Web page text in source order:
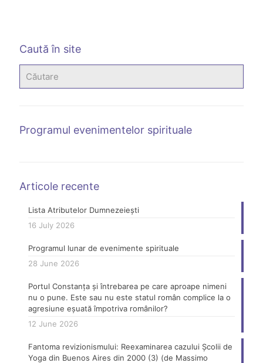
Caută în site
Programul evenimentelor spirituale
Articole recente
Lista Atributelor Dumnezeiești
16 July 2026
Programul lunar de evenimente spirituale
28 June 2026
Portul Constanța și întrebarea pe care aproape nimeni
nu o pune. Este sau nu este statul român complice la o
agresiune eșuată împotriva românilor?
12 June 2026
Fantoma revizionismului: Reexaminarea cazului Școlii de
Yoga din Buenos Aires din 2000 (3) (de Massimo